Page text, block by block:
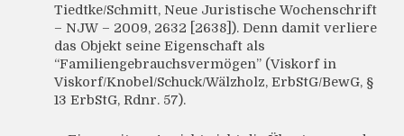
Tiedtke/Schmitt, Neue Juristische Wochenschrift
– NJW – 2009, 2632 [2638]). Denn damit verliere
das Objekt seine Eigenschaft als
“Familiengebrauchsvermögen” (Viskorf in
Viskorf/Knobel/Schuck/Wälzholz, ErbStG/BewG, §
13 ErbStG, Rdnr. 57).